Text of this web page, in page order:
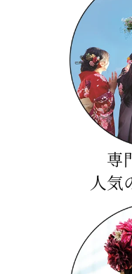
専
人気